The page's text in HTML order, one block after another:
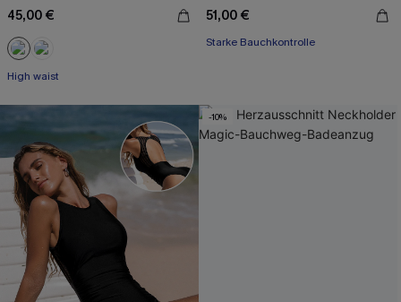
45,00 €
High waist
51,00 €
Starke Bauchkontrolle
-10%